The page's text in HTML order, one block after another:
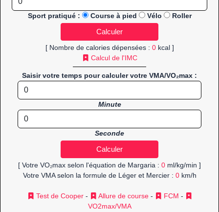
Sport pratiqué : Course à pied Vélo Roller
[ Nombre de calories dépensées : 0kcal ]
Calcul de l'IMC
Saisir votre temps pour calculer votre VMA/VO₂max :
Minute
Seconde
[ Votre VO₂max selon l'équation de Margaria : 0 ml/kg/min ]
Votre VMA selon la formule de Léger et Mercier : 0km/h
Test de Cooper- Allure de course- FCM -
VO2max/VMA